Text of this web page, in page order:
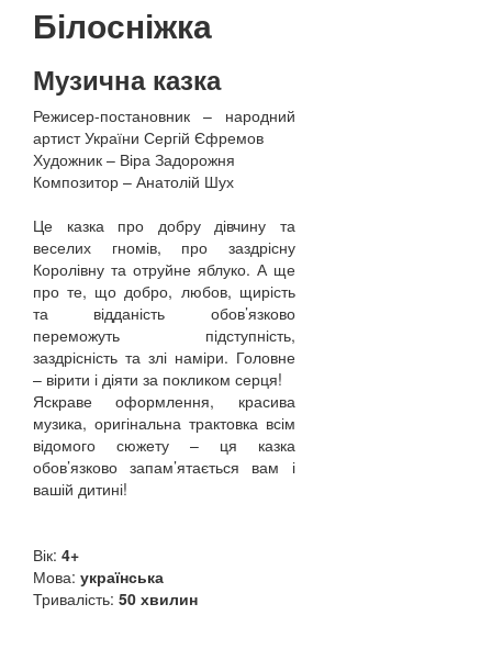
Білосніжка
Музична казка
Режисер-постановник – народний
артист України Сергій Єфремов
Художник – Віра Задорожня
Композитор – Анатолій Шух
Це казка про добру дівчину та
веселих гномів, про заздрісну
Королівну та отруйне яблуко. А ще
про те, що добро, любов, щирість
та відданість обов’язково
переможуть підступність,
заздрісність та злі наміри. Головне
– вірити і діяти за покликом серця!
Яскраве оформлення, красива
музика, оригінальна трактовка всім
відомого сюжету – ця казка
обов’язково запам’ятається вам і
вашій дитині!
Вік: 4+
Мова: українська
Тривалість: 50 хвилин